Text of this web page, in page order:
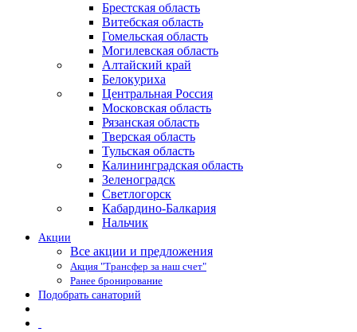
Брестская область
Витебская область
Гомельская область
Могилевская область
Алтайский край
Белокуриха
Центральная Россия
Московская область
Рязанская область
Тверская область
Тульская область
Калининградская область
Зеленоградск
Светлогорск
Кабардино-Балкария
Нальчик
Акции
Все акции и предложения
Акция "Трансфер за наш счет"
Ранее бронирование
Подобрать санаторий